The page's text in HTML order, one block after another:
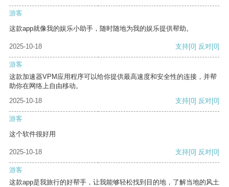
游客
这款app就像我的娱乐小助手，随时随地为我的娱乐提供帮助。
2025-10-18 支持[0] 反对[0]
游客
这款加速器VPM应用程序可以给你提供最高速度和安全性的连接，并帮
助你在网络上自由移动。
2025-10-18
支持[0] 反对[0]
游客
这个软件很好用
2025-10-18 支持[0] 反对[0]
游客
这款app是我旅行的好帮手，让我能够轻松找到目的地，了解当地的风土